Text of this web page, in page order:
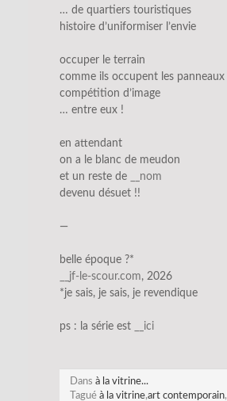
… de quartiers touristiques
histoire d’uniformiser l’envie
occuper le terrain
comme ils occupent les panneaux
compétition d’image
… entre eux !
en attendant
on a le blanc de meudon
et un reste de
__nom
devenu désuet !!
—
belle époque ?*
__jf-le-scour.com, 2026
*je sais, je sais, je revendique
ps : la série est __ici
Dans à la vitrine...
Tagué à la vitrine,art contemporain,